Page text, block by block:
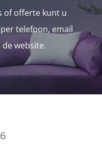
of offerte kunt u
telefoon, email
website.